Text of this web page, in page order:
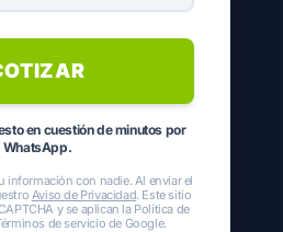
en cuestión de minutos por
WhatsApp.
información con nadie. Al enviar el
Aviso de Privacidad. Este sitio
y se aplican la Política de
de servicio de Google.